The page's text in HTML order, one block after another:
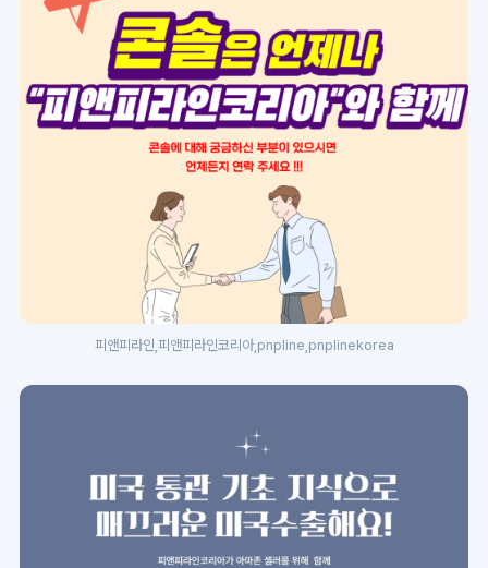
피앤피라인,피앤피라인코리아,pnpline,pnplinekorea